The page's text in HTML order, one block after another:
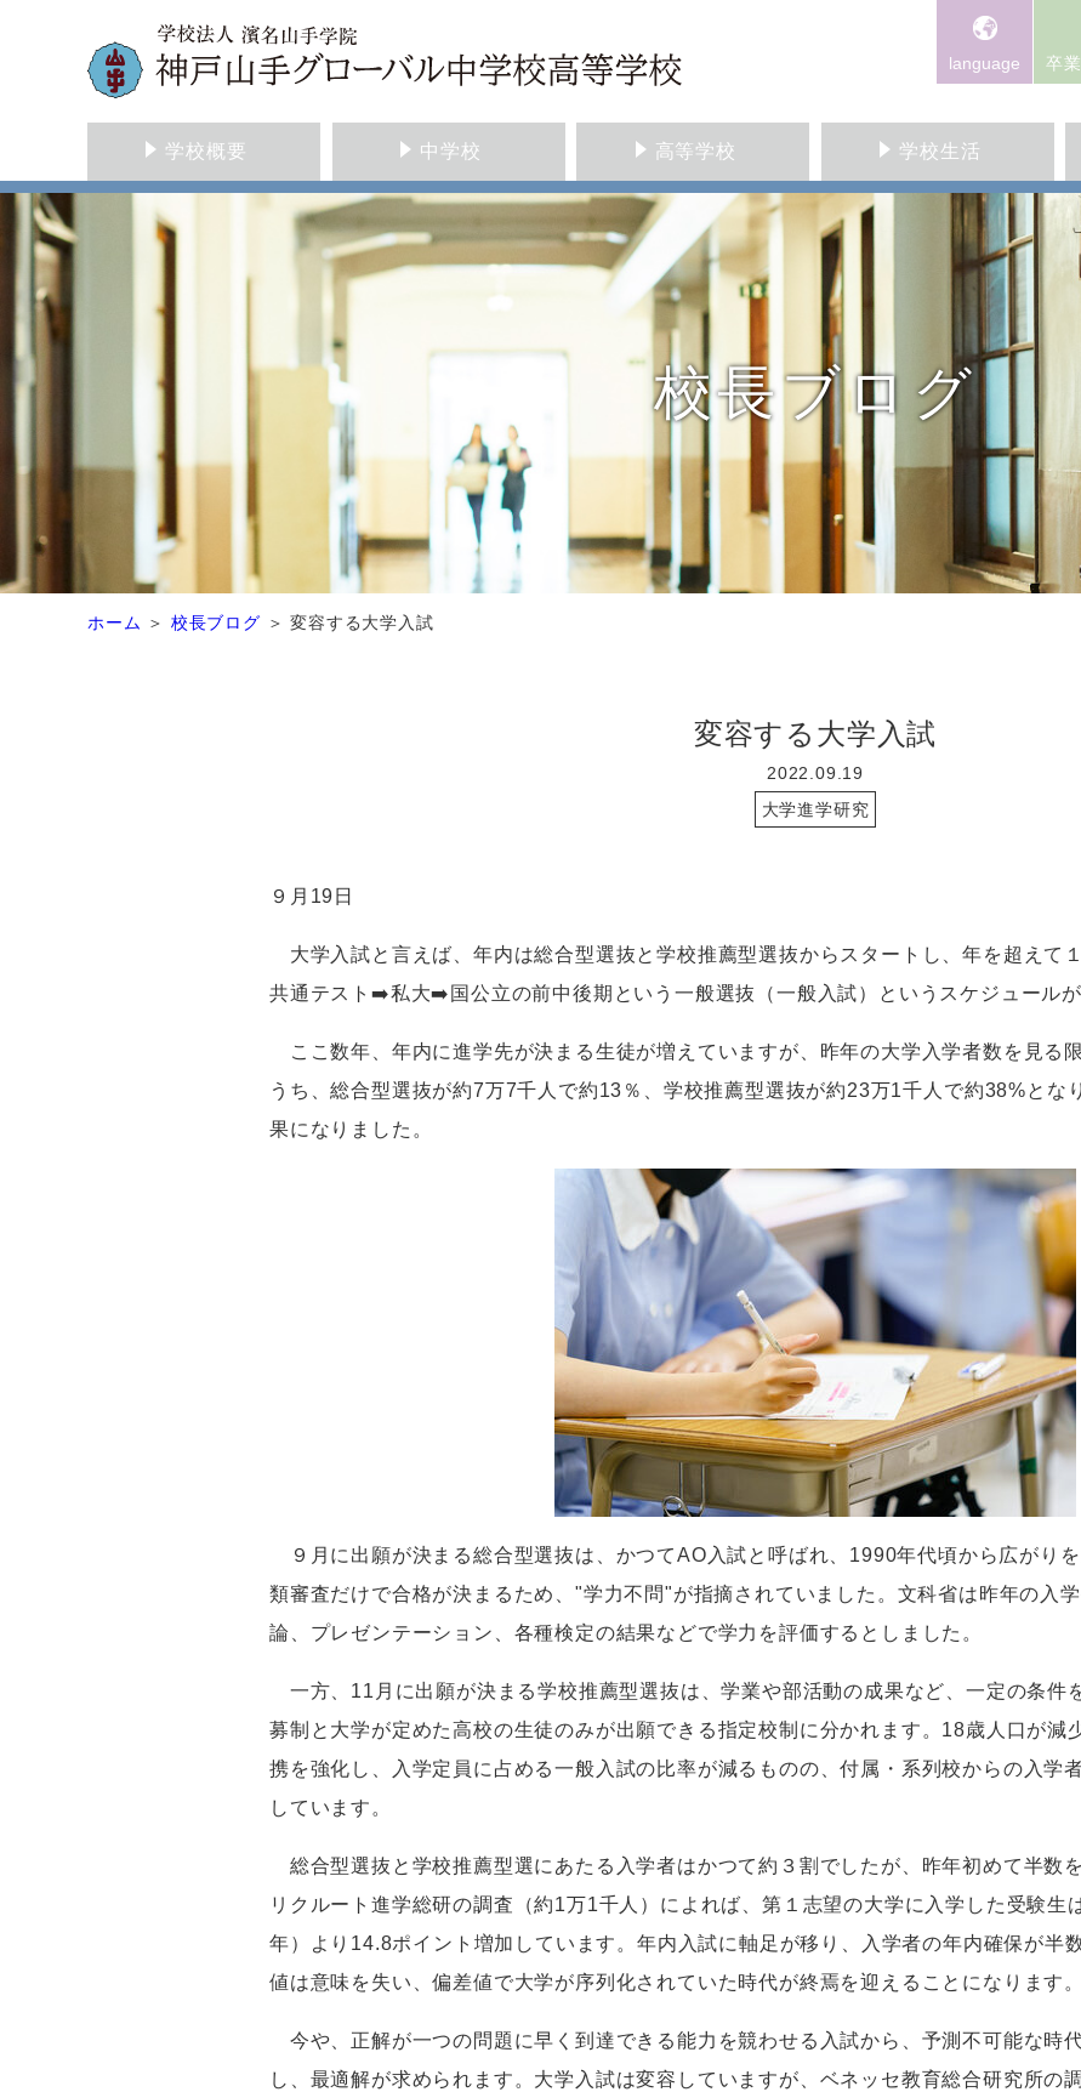
language 卒
学校概要 中学校 高等学校 学校生活
校長ブログ
ホーム 校長ブログ 変容する大学入試
変容する大学入試
2022.09.19
大学進学研究
９月19日
大学入試と言えば、年内は総合型選抜と学校推薦型選抜からスタートし、年を超えて
共通テスト➡️私大➡️国公立の前中後期という一般選抜（一般入試）というスケジュールが
ここ数年、年内に進学先が決まる生徒が増えていますが、昨年の大学入学者数を見る
うち、総合型選抜が約7万7千人で約13 ％、学校推薦型選抜が約23万1千人で約38%とな
果になりました。
９月に出願が決まる総合型選抜は、かつてAO 入試と呼ばれ、 1990年代頃から広がり
類審査だけで合格が決まるため、"学力不問"が指摘されていました。文科省は昨年の入
論、プレゼンテーション、各種検定の結果などで学力を評価するとしました。
一方、 11 月に出願が決まる学校推薦型選抜は、学業や部活動の成果など、一定の条件
募制と大学が定めた高校の生徒のみが出願できる指定校制に分かれます。18歳人口が減
携を強化し、入学定員に占める一般入試の比率が減るものの、付属・系列校からの入学
しています。
総合型選抜と学校推薦型選にあたる入学者はかつて約３割でしたが、昨年初めて半数
リクルート進学総研の調査（約1万1千人）によれば、第１志望の大学に入学した受験生
年）より 14.8ポイント増加しています。年内入試に軸足が移り、入学者の年内確保が半
値は意味を失い、偏差値で大学が序列化されていた時代が終焉を迎えることになります。
今や、正解が一つの問題に早く到達できる能力を競わせる入試から、予測不可能な時
し、最適解が求められます。大学入試は変容していますが、ベネッセ教育総合研究所の